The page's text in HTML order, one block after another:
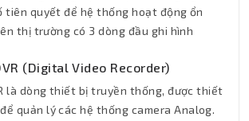
tiên quyết để hệ thống hoạt động ổn
thị trường có 3 dòng đầu ghi hình
(Digital Video Recorder)
là dòng thiết bị truyền thống, được thiết
quản lý các hệ thống camera Analog.